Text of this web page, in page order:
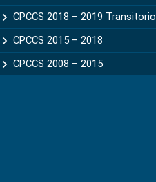
CPCCS 2018 – 2019 Transitorio
CPCCS 2015 – 2018
CPCCS 2008 – 2015